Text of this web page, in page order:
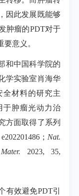
因此发展既能够
肿瘤的PDT对于
意义。
和中国科学院的
学实验室肖海华
全材料的研究主
于肿瘤光动力治
方面取得了系列
； Nat.
2023, 35,
有效避免PDT引